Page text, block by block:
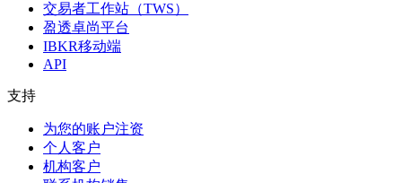
交易者工作站（TWS）
盈透卓尚平台
IBKR移动端
API
支持
为您的账户注资
个人客户
机构客户